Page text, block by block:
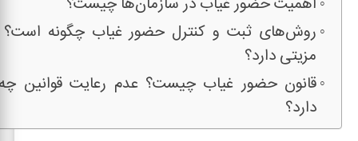
روش‌های ثبت و کنترل حضور غیاب چگونه
مزیتی دارد؟
قانون حضور غیاب چیست؟ عدم رعایت قوانین
دارد؟